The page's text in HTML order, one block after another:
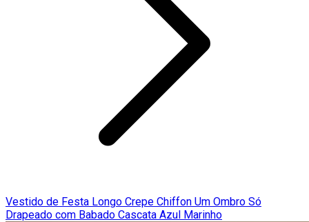
Vestido de Festa Longo Crepe Chiffon Um Ombro Só
Drapeado com Babado Cascata Azul Marinho